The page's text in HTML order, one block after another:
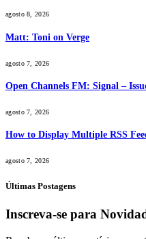
agosto 8, 2026
Matt: Toni on Verge
agosto 7, 2026
Open Channels FM: Signal –
agosto 7, 2026
How to Display Multiple RSS
agosto 7, 2026
Últimas Postagens
Inscreva-se para